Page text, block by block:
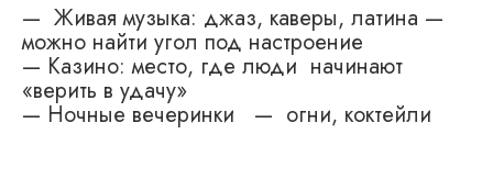
— Живая музыка: джаз, каверы, латина —
можно найти угол под настроение
— Казино: место, где люди начинают
«верить в удачу»
— Ночные вечеринки — огни, коктейли